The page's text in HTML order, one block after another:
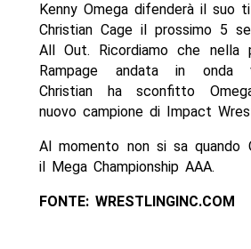
Kenny Omega difenderà il suo
Christian Cage il prossimo 5
All Out. Ricordiamo che nella
Rampage andata in onda
Christian ha sconfitto
nuovo campione di Impact
Al momento non si sa quando
il Mega Championship AAA.
FONTE: WRESTLINGINC.COM